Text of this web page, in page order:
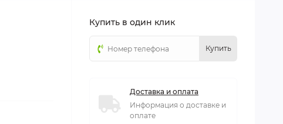
Купить в один клик
Купить
Доставка и оплата
Информация о доставке и
оплате